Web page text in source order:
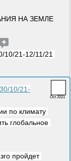
НА ЗЕМЛЕ
10/21-12/11/21
Oct 2021
10/21-
по климату
глобальное
пройдет